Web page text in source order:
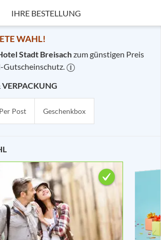
IHRE BESTELLUNG
- Hotel
WAHL!
Stadt Breisachzum günstigen Preis
Per Post Geschenkbox